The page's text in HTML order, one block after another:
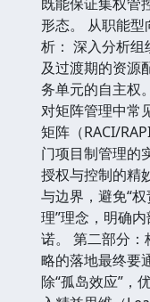
形态。 从职能
析： 深入分析
及过渡期的资源
务单元的自主权
对矩阵管理中常
矩阵（RACI/
门项目制管理的
授权与控制的精
与边界，避免“
理”理念，明确
诺。 第二部分
略的落地最终要
除“孤岛效应”，